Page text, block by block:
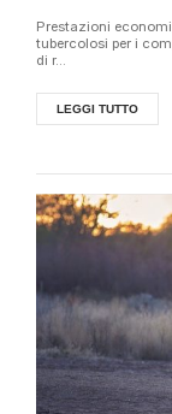
Prestazioni
tubercolosi per i
di r...
LEGGI TUTTO